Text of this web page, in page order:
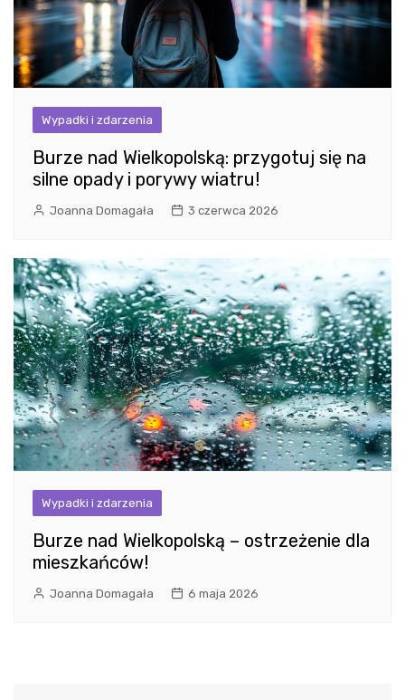
Wypadki i zdarzenia
Burze nad Wielkopolską: przygotuj się na
silne opady i porywy wiatru!
Joanna Domagała 3 czerwca 2026
Wypadki i zdarzenia
Burze nad Wielkopolską – ostrzeżenie dla
mieszkańców!
Joanna Domagała 6 maja 2026